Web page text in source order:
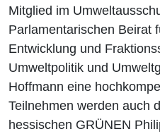
Mitglied im
Parlamentarischen Beirat
Entwicklung und
Umweltpolitik und
Hoffmann eine
Teilnehmen werden auch
hessischen GRÜNEN